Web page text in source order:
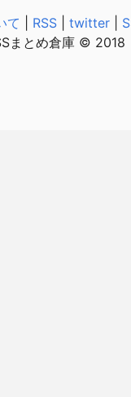
て RSS| twitter|
まとめ倉庫 © 2018